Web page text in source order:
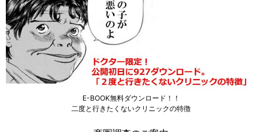
E-BOOK無料ダウンロード！！
二度と行きたくないクリニックの特徴